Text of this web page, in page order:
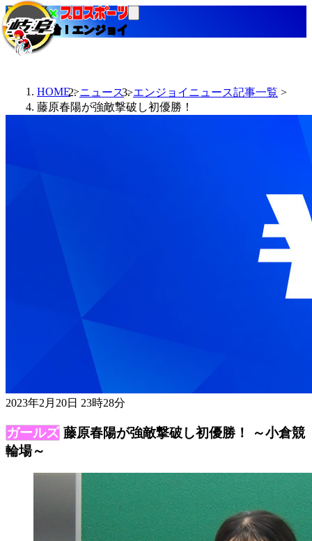
当たる競輪！エンジョイ
HOME ニュース
エンジョイニュース記事一覧
藤原春陽が強敵撃破し初優勝！
2023年2月20日 23時28分
藤原春陽が強敵撃破し初優勝！ ～小倉競
輪場～